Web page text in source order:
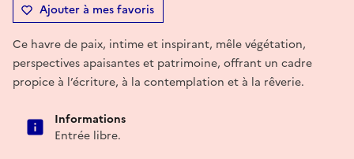
Ajouter à mes favoris
Ce havre de paix, intime et inspirant, mêle végétation,
perspectives apaisantes et patrimoine, offrant un cadre
propice à l’écriture, à la contemplation et à la rêverie.
Informations
Entrée libre.